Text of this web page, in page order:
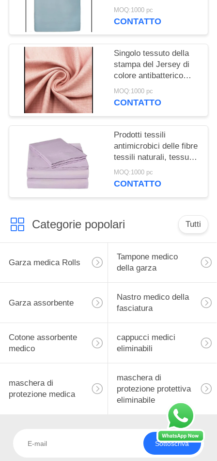
tessuto tricottato
cotone antibatterico
MOQ:1000 pc
CONTATTO
Singolo tessuto della
stampa del Jersey di
colore antibatterico
contro colore su
misura virus
MOQ:1000 pc
CONTATTO
Prodotti tessili
antimicrobici delle fibre
tessili naturali, tessuto
antibatterico
MOQ:1000 pc
CONTATTO
Categorie popolari Tutti
Garza medica Rolls
Tampone medico
della garza
Garza assorbente
Nastro medico della
fasciatura
Cotone assorbente
medico
cappucci medici
eliminabili
maschera di
protezione medica
maschera di
protezione protettiva
eliminabile
Sottoscriva